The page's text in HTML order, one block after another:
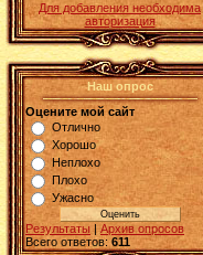
Для добавления необходима
авторизация
Наш опрос
Оцените мой сайт
Отлично
Хорошо
Неплохо
Плохо
Ужасно
Результаты | Архив опросов
Всего ответов: 611